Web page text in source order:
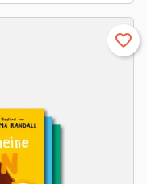
favorite_border